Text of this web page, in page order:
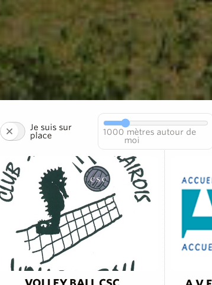
Je suis sur
place
1000 mètres autour de
moi